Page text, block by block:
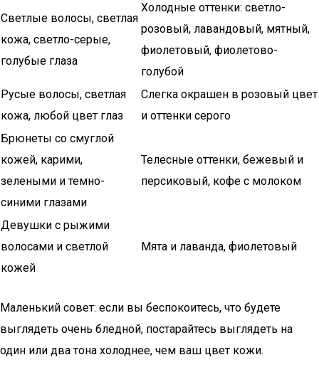
Светлые волосы, светлая
кожа, светло-серые,
голубые глаза
Холодные оттенки: светло-
розовый, лавандовый, мятный,
фиолетовый, фиолетово-
голубой
Русые волосы, светлая
кожа, любой цвет глаз
Слегка окрашен в розовый цвет
и оттенки серого
Брюнеты со смуглой
кожей, карими,
зелеными и темно-
синими глазами
Телесные оттенки, бежевый и
персиковый, кофе с молоком
Девушки с рыжими
волосами и светлой
кожей
Мята и лаванда, фиолетовый
Маленький совет: если вы беспокоитесь, что будете
выглядеть очень бледной, постарайтесь выглядеть на
один или два тона холоднее, чем ваш цвет кожи.